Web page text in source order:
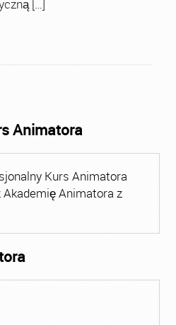
[…]
Animatora
Kurs Animatora
Animatora z